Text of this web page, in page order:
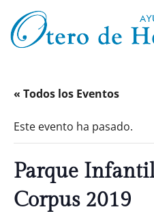
« Todos los Eventos
Este evento ha pasado.
Parque
Corpus 2019